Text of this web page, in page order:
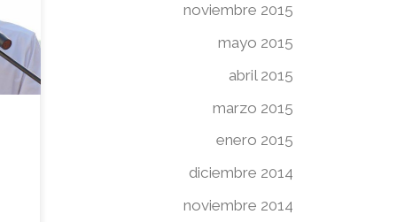
noviembre 2015
mayo 2015
abril 2015
marzo 2015
enero 2015
diciembre 2014
noviembre 2014